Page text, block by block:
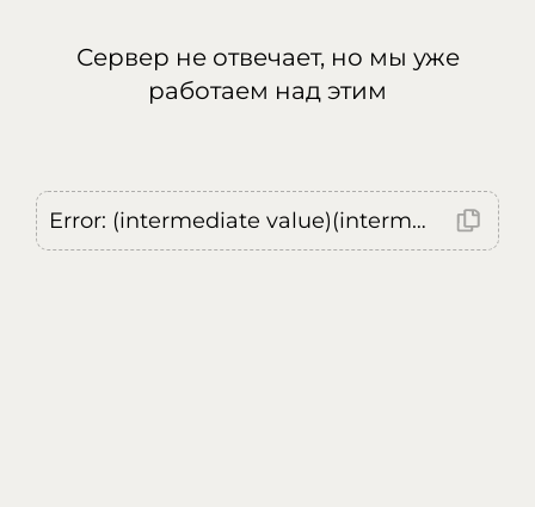
Сервер не отвечает, но мы уже
работаем над этим
Error: (intermediate value)(intermediate value)(intermediate value).replaceAll is not a function